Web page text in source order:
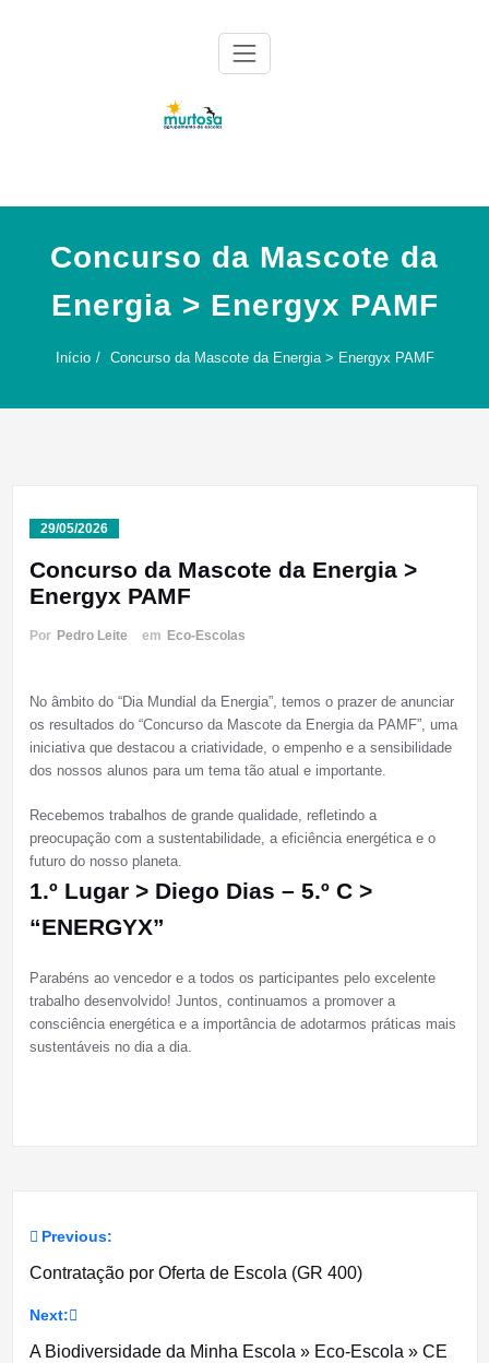
Concurso da Mascote da
Energia > Energyx PAMF
Início Concurso da Mascote da Energia > Energyx PAMF
29/05/2026
Concurso da Mascote da Energia >
Energyx PAMF
Por Pedro Leite em Eco-Escolas
No âmbito do “Dia Mundial da Energia”, temos o prazer de anunciar
os resultados do “Concurso da Mascote da Energia da PAMF”, uma
iniciativa que destacou a criatividade, o empenho e a sensibilidade
dos nossos alunos para um tema tão atual e importante.
Recebemos trabalhos de grande qualidade, refletindo a
preocupação com a sustentabilidade, a eficiência energética e o
futuro do nosso planeta.
1.º Lugar > Diego Dias – 5.º C >
“ENERGYX”
Parabéns ao vencedor e a todos os participantes pelo excelente
trabalho desenvolvido! Juntos, continuamos a promover a
consciência energética e a importância de adotarmos práticas mais
sustentáveis no dia a dia.
Navegação
artigos
Previous:
Contratação por Oferta de Escola (GR 400)
Next:
A Biodiversidade da Minha Escola » Eco-Escola » CE